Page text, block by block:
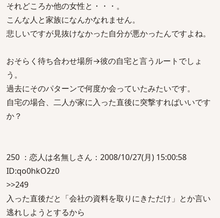
それどころか他の女性と・・・。
こんな人と家族になんかなれません。
悲しいですが見抜けなかった自分が悪かったんですよね。
おそらく待ち合わせ場所→彼の自宅と言うルートでしょ
う。
過去にそのパターンで何度か会っていたみたいです。
自宅の場合、二人が家に入った直後に突撃すればいいです
か？
250 ：恋人は名無しさん：2008/10/27(月) 15:00:58
ID:qo0hkO2z0
>>249
入った直後だと「会社の資料を取りにきただけ」とか言い
逃れしようとするから